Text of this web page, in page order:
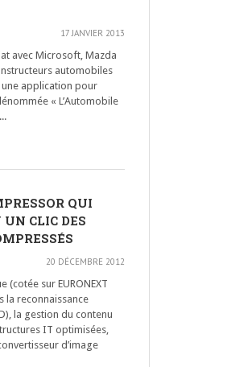
17 JANVIER 2013
avec Microsoft, Mazda
automobiles
application pour
« L’Automobile
QUI
UN CLIC DES
20 DÉCEMBRE 2012
(cotée sur EURONEXT
la reconnaissance
la gestion du contenu
IT optimisées,
d’image